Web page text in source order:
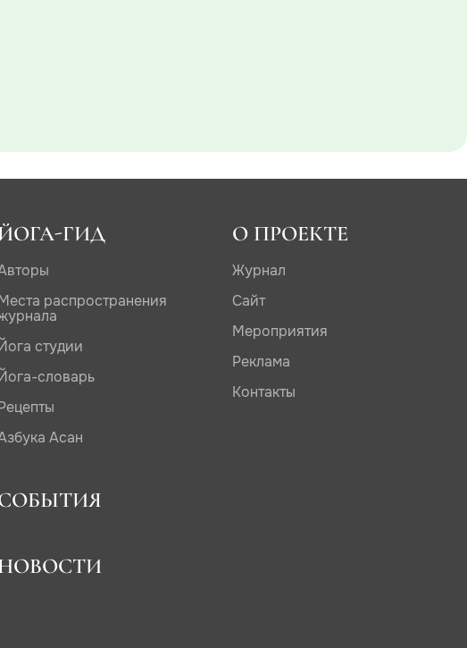
ГИД
распространения
студии
словарь
Асан
О ПРОЕКТЕ
Журнал
Сайт
Мероприятия
Реклама
Контакты